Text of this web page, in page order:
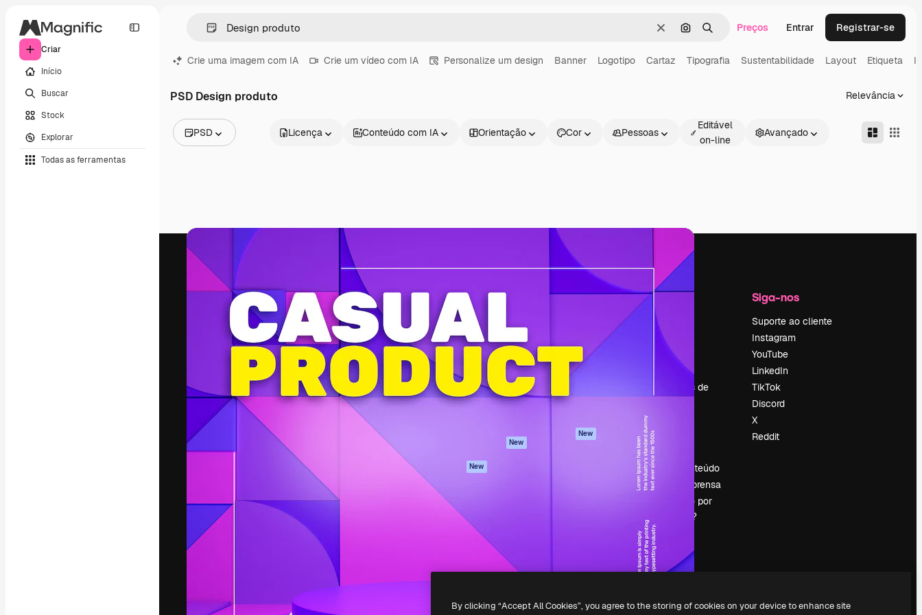
Criar
Início
Buscar
Stock
Explorar
Todas as ferramentas
LimparPesquisar por imagem
BuscarPreços Entrar Registrar-se
Crie uma imagem com IA Crie um vídeo com IA Personalize um design Banner Logotipo Cartaz Tipografia Sustentabilidade Layout Etiqueta
PSD Design produto Relevância
PSD
Vídeos
Clipes de vídeo
Animações
Modelos de vídeos
Modelos 3D
Licença Conteúdo com IA Orientação Cor Pessoas
Editável
on-line
Avançado
A plataforma criativa para você direcionar
seu melhor trabalho. Mais de 1 milhão de
assinantes entre criativos, empresas,
agências e estúdios.
Português
Produtos
Spaces
Assistente de IA
Gerador de
Gerador de vídeos
Texto para voz
New
New
API
App móvel
Todas as
ferramentas
Começar
Documentação
Atendimento
Termos e
Política de
New
Empresa
Preços
Sobre nós
Reviews
Tendências de
Blog
Eventos
Slidesgo
Vender conteúdo
Sala de imprensa
Procurando por
magnific.ai?
Siga-nos
Suporte ao cliente
Instagram
YouTube
LinkedIn
TikTok
Discord
X
Reddit
Freepik Company S.L.U. Todos os direitos reservados.
By clicking “Accept All Cookies”, you agree to the storing of cookies on your device to enhance site